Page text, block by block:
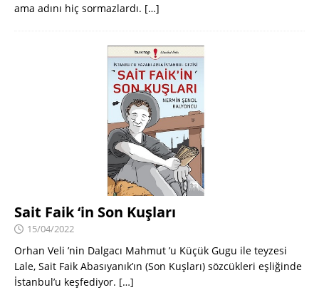
ama adını hiç sormazlardı. […]
Sait Faik ‘in Son Kuşları
15/04/2022
Orhan Veli ’nin Dalgacı Mahmut ’u Küçük Gugu ile teyzesi
Lale, Sait Faik Abasıyanık’ın (Son Kuşları) sözcükleri eşliğinde
İstanbul’u keşfediyor. […]